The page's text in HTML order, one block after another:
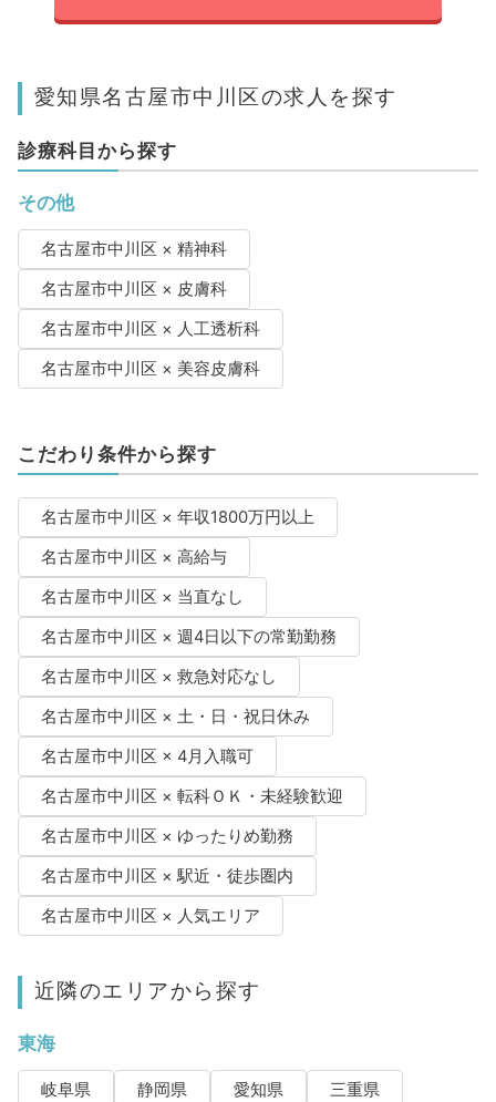
愛知県名古屋市中川区の求人を探す
診療科目から探す
その他
名古屋市中川区 × 精神科
名古屋市中川区 × 皮膚科
名古屋市中川区 × 人工透析科
名古屋市中川区 × 美容皮膚科
こだわり条件から探す
名古屋市中川区 × 年収1800万円以上
名古屋市中川区 × 高給与
名古屋市中川区 × 当直なし
名古屋市中川区 × 週4日以下の常勤勤務
名古屋市中川区 × 救急対応なし
名古屋市中川区 × 土・日・祝日休み
名古屋市中川区 × 4月入職可
名古屋市中川区 × 転科ＯＫ・未経験歓迎
名古屋市中川区 × ゆったりめ勤務
名古屋市中川区 × 駅近・徒歩圏内
名古屋市中川区 × 人気エリア
近隣のエリアから探す
東海
岐阜県 静岡県 愛知県 三重県